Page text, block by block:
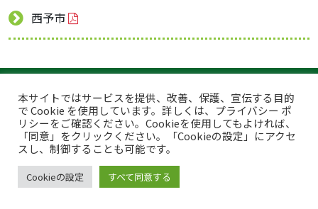
西予市
このサイトについて
Copyright © Japan Organics Recycling Association. All rights reserved.
本サイトではサービスを提供、改善、保護、宣伝する目的
で Cookie を使用しています。詳しくは、プライバシー ポ
リシーをご確認ください。Cookieを使用してもよければ、
「同意」をクリックください。「Cookieの設定」にアクセ
スし、制御することも可能です。
Cookieの設定 すべて同意する